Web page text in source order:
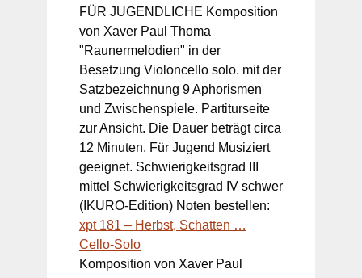
FÜR JUGENDLICHE Komposition
von Xaver Paul Thoma
"Raunermelodien" in der
Besetzung Violoncello solo. mit der
Satzbezeichnung 9 Aphorismen
und Zwischenspiele. Partiturseite
zur Ansicht. Die Dauer beträgt circa
12 Minuten. Für Jugend Musiziert
geeignet. Schwierigkeitsgrad III
mittel Schwierigkeitsgrad IV schwer
(IKURO-Edition) Noten bestellen:
xpt 181 – Herbst, Schatten …
Cello-Solo
Komposition von Xaver Paul